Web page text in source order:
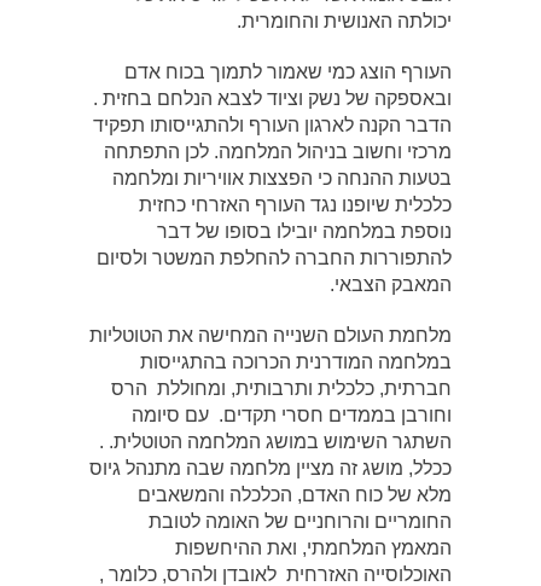
יכולתה האנושית והחומרית.
העורף הוצג כמי שאמור לתמוך בכוח אדם
ובאספקה של נשק וציוד לצבא הנלחם בחזית .
הדבר הקנה לארגון העורף ולהתגייסותו תפקיד
מרכזי וחשוב בניהול המלחמה. לכן התפתחה
בטעות ההנחה כי הפצצות אוויריות ומלחמה
כלכלית שיופנו נגד העורף האזרחי כחזית
נוספת במלחמה יובילו בסופו של דבר
להתפוררות החברה להחלפת המשטר ולסיום
המאבק הצבאי.
מלחמת העולם השנייה המחישה את הטוטליות
במלחמה המודרנית הכרוכה בהתגייסות
חברתית, כלכלית ותרבותית, ומחוללת הרס
וחורבן בממדים חסרי תקדים. עם סיומה
השתגר השימוש במושג המלחמה הטוטלית. .
ככלל, מושג זה מציין מלחמה שבה מתנהל גיוס
מלא של כוח האדם, הכלכלה והמשאבים
החומריים והרוחניים של האומה לטובת
המאמץ המלחמתי, ואת ההיחשפות
האוכלוסייה האזרחית לאובדן ולהרס, כלומר ,